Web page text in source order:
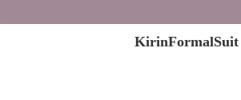
KirinFormalSuit